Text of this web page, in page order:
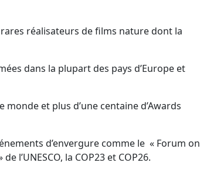
réalisateurs de films nature dont la
dans la plupart des pays d’Europe et
et plus d’une centaine d’Awards
d’envergure comme le « Forum on
l’UNESCO, la COP23 et COP26.